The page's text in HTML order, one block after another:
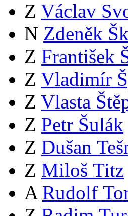
Z Václav
N Zdeněk
Z František
Z Vladimír
Z Vlasta
Z Petr Šulák
Z Dušan
Z Miloš Titz
A Rudolf